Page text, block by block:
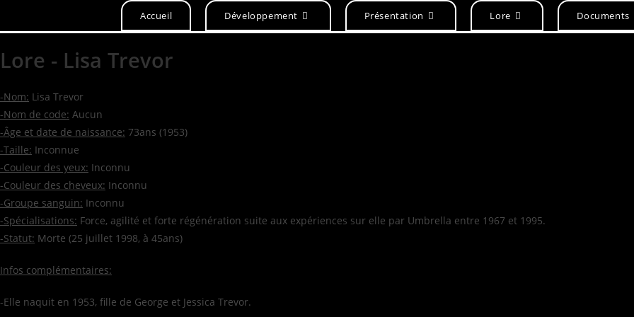
Accueil Développement Présentation Lore Documents
Lore - Lisa Trevor
-Nom: Lisa Trevor
-Nom de code: Aucun
-Âge et date de naissance: 73ans (1953)
-Taille: Inconnue
-Couleur des yeux: Inconnu
-Couleur des cheveux: Inconnu
-Groupe sanguin: Inconnu
-Spécialisations: Force, agilité et forte régénération suite aux expériences sur elle par Umbrella entre 1967 et 1995.
-Statut: Morte (25 juillet 1998, à 45ans)
Infos complémentaires:
-Elle naquit en 1953, fille de George et Jessica Trevor.